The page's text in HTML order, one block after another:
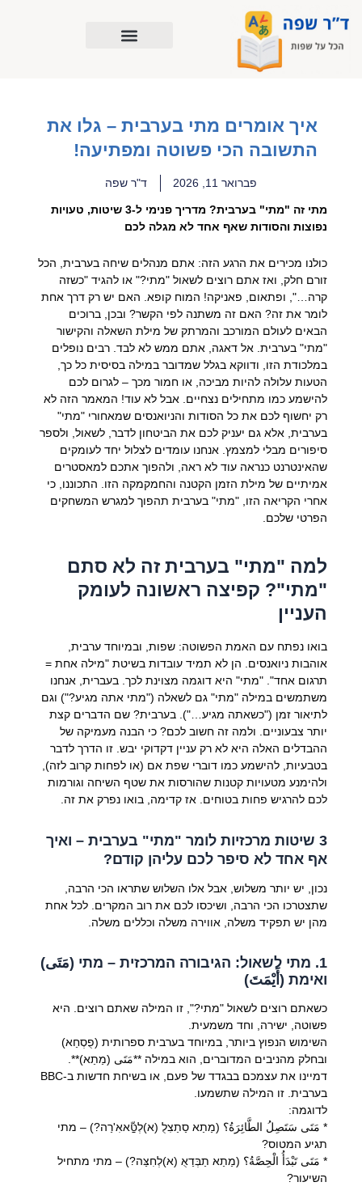
לתוכן
איך אומרים מתי בערבית – גלו את
התשובה הכי פשוטה ומפתיעה!
פברואר 11, 2026 ד"ר שפה
מתי זה "מתי" בערבית? מדריך פנימי ל-3 שיטות, טעויות
נפוצות והסודות שאף אחד לא מגלה לכם
כולנו מכירים את הרגע הזה: אתם מנהלים שיחה בערבית, הכל
זורם חלק, ואז אתם רוצים לשאול "מתי?" או להגיד "כשזה
קרה…", ופתאום, פאניקה! המוח קופא. האם יש רק דרך אחת
לומר את זה? האם זה משתנה לפי הקשר? ובכן, ברוכים
הבאים לעולם המורכב והמרתק של מילת השאלה והקישור
"מתי" בערבית. אל דאגה, אתם ממש לא לבד. רבים נופלים
במלכודת הזו, ודווקא בגלל שמדובר במילה בסיסית כל כך,
הטעות עלולה להיות מביכה, או חמור מכך – לגרום לכם
להישמע כמו מתחילים נצחיים. אבל לא עוד! המאמר הזה לא
רק יחשוף לכם את כל הסודות והניואנסים שמאחורי "מתי"
בערבית, אלא גם יעניק לכם את הביטחון לדבר, לשאול, ולספר
סיפורים מבלי למצמץ. אנחנו עומדים לצלול יחד לעומקים
שהאינטרנט כנראה עוד לא ראה, ולהפוך אתכם למאסטרים
אמיתיים של מילת הזמן הקטנה והחמקמקה הזו. התכוננו, כי
אחרי הקריאה הזו, "מתי" בערבית תהפוך למגרש המשחקים
הפרטי שלכם.
למה "מתי" בערבית זה לא סתם
"מתי"? קפיצה ראשונה לעומק
העניין
בואו נפתח עם האמת הפשוטה: שפות, ובמיוחד ערבית,
אוהבות ניואנסים. הן לא תמיד עובדות בשיטת "מילה אחת =
תרגום אחד". "מתי" היא דוגמה מצוינת לכך. בעברית, אנחנו
משתמשים במילה "מתי" גם לשאלה ("מתי אתה מגיע?") וגם
לתיאור זמן ("כשאתה מגיע…"). בערבית? שם הדברים קצת
יותר צבעוניים. ולמה זה חשוב לכם? כי הבנה מעמיקה של
ההבדלים האלה היא לא רק עניין דקדוקי יבש. זו הדרך לדבר
בטבעיות, להישמע כמו דוברי שפת אם (או לפחות קרוב לזה),
ולהימנע מטעויות קטנות שהורסות את שטף השיחה וגורמות
לכם להרגיש פחות בטוחים. אז קדימה, בואו נפרק את זה.
3 שיטות מרכזיות לומר "מתי" בערבית – ואיך
אף אחד לא סיפר לכם עליהן קודם?
נכון, יש יותר משלוש, אבל אלו השלוש שתראו הכי הרבה,
שתצטרכו הכי הרבה, ושיכסו לכם את רוב המקרים. לכל אחת
מהן יש תפקיד משלה, אווירה משלה וכללים משלה.
1. מתי לשאול: הגיבורה המרכזית – מתי (مَتَى)
ואימת (أَيْمَتَ)
כשאתם רוצים לשאול "מתי?", זו המילה שאתם רוצים. היא
פשוטה, ישירה, וחד משמעית.
השימוש הנפוץ ביותר, במיוחד בערבית ספרותית (פֻסְחַא)
ובחלק מהניבים המדוברים, הוא במילה **مَتَى (מַתַא)**.
דמיינו את עצמכם בבגדד של פעם, או בשיחת חדשות ב-BBC
בערבית. זו המילה שתשמעו.
לדוגמה:
* مَتَى سَتَصِلُ الطَّائِرَةُ؟ (מַתַא סַתַצִלֻ (א)לְטַّאאִ'רַה?) – מתי
תגיע המטוס?
* مَتَى تَبْدَأُ الْحِصَّةُ؟ (מַתַא תַבְּדַאֻ (א)לְחִצַּה?) – מתי מתחיל
השיעור?